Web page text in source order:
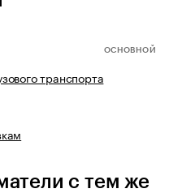
ОСНОВНОЙ
транспорта
с тем же